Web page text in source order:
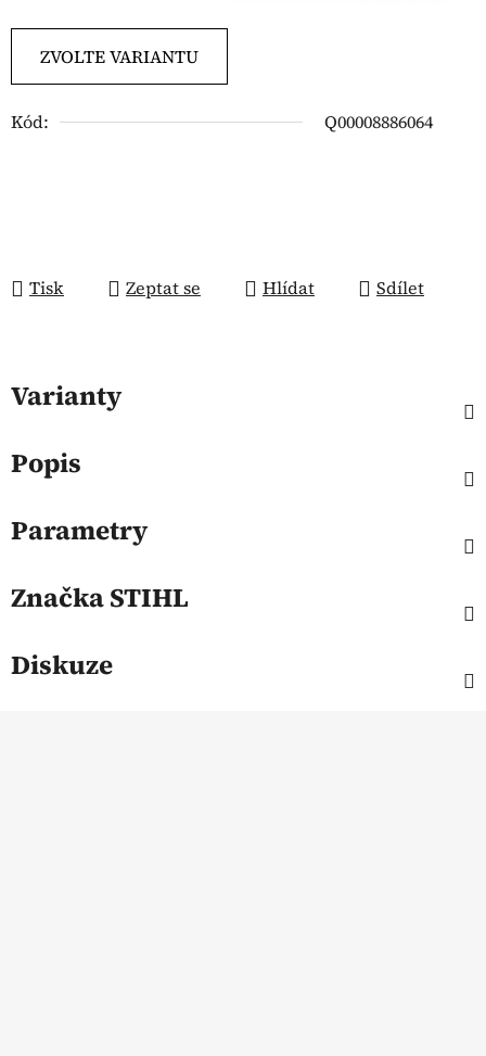
ZVOLTE VARIANTU
Kód: Q00008886064
Tisk Zeptat se Hlídat Sdílet
Varianty
Popis
Parametry
ZnačkaSTIHL
Diskuze